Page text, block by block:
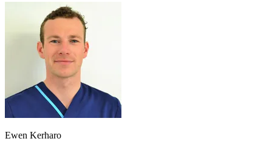
Ewen Kerharo